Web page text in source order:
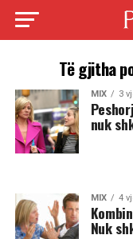
Të gjitha
MIX 3
nuk
MIX 4
Nuk